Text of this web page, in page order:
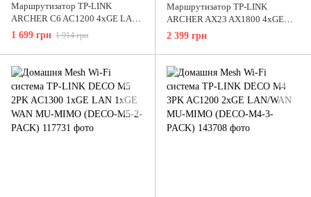
Маршрутизатор TP-LINK
ARCHER C6 AC1200 4xGE LAN
1xGE WAN MU-MIMO MESH
(ARCHER-C6)
1 699 грн 1 914 грн
Маршрутизатор TP-LINK
ARCHER AX23 AX1800 4xGE
LAN 1xGE WAN MU-MIMO
OFDMA WPA3 (ARCHER-AX23)
2 399 грн